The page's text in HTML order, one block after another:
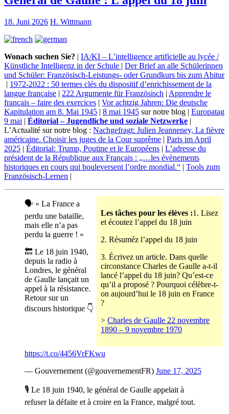
18. Juni 2026 H. Wittmann
Wonach suchen Sie? | IA/KI – L’intelligence artificielle au lycée /
Künstliche Intelligenz in der Schule | Der Brief an alle Schülerinnen
und Schüler: Französisch-Leistungs- oder Grundkurs bis zum Abitur
| 1972-2022 : 50 termes clés du dispositif d’enrichissement de la
langue française | 222 Argumente für Französisch | Apprendre le
français – faire des exercices | Vor achtzig Jahren: Die deutsche
Kapitulation am 8. Mai 1945 | 8 mai 1945 sur notre blog | Europatag
9 mai | Éditorial – Jugendliche und soziale Netzwerke |
L’Actualité sur notre blog : Nachgefragt: Julien Jeanneney, La fièvre
américaine. Choisir les juges de la Cour suprême | Paris im April
2025 | Éditorial: Trump, Poutine et le Européens | L’adresse du
président de la République aux Français : „…les évènements
historiques en cours qui bouleversent l’ordre mondial.“ | Tools zum
Französisch-Lernen |
Les tâches pour les élèves :1. Lisez
et écoutez l’appel du 18 juin
2. Résuméz l’appel du 18 juin
3. Écrivez un article. Dans quelle
circonstance Charles de Gaulle a-t-il
lancé l’appel du 18 juin? Qu’est-ce
qu’il a proposé ? Pourquoi célèbre-t-
on aujourd’hui le 18 juin en France
?
> Charles de Gaulle 22 novembre
1890 – 9 novembre 1970
🗣 « La France a
perdu une bataille,
mais elle n’a pas
perdu la guerre ! »
🔙 Le 18 juin 1940,
depuis la radio à
Londres, le général
de Gaulle lançait un
appel à la résistance.
Retour sur un
discours historique 👇
https://t.co/4456VrFKwu
— Gouvernement (@gouvernementFR) June 17, 2025
🎙️ Le 18 juin 1940, le général de Gaulle appelait à
refuser la défaite et à croire en la France, malgré tout.